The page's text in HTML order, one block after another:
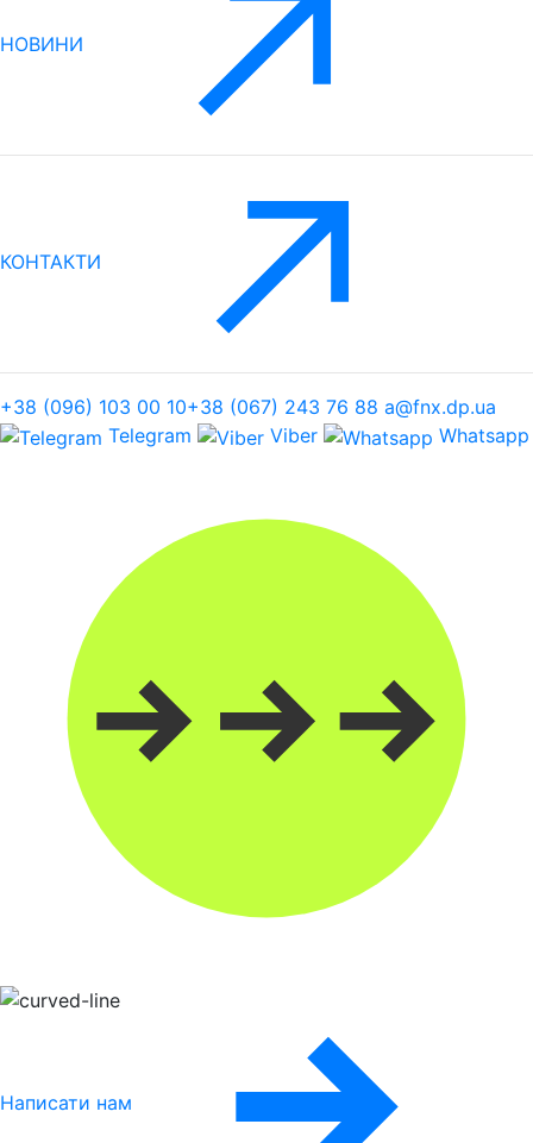
НОВИНИ
КОНТАКТИ
+38 (096) 103 00 10+38 (067) 243 76 88 a@fnx.dp.ua
Telegram
Viber Whatsapp
Написати нам